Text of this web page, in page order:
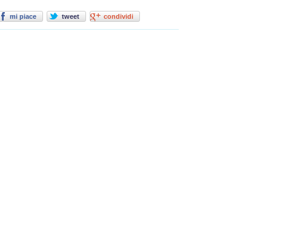
mi piace tweet condividi